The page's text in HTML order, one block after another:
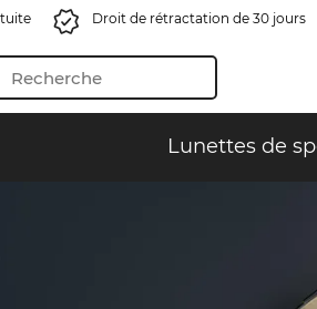
Droit de rétractation de 30 jours
Lunettes de